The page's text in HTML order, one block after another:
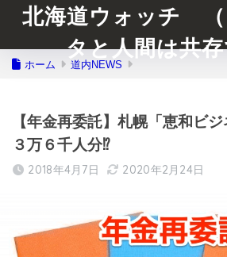
北海道ウォッチ （
タと人間は共
ホーム 道内NEWS
【年金再委託】札幌「恵和ビ
３万６千人分⁉︎
2018年4月7日 2020年2月24日